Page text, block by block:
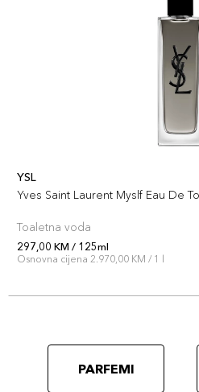
YSL
Yves Saint Laurent Myslf Eau De
Toaletna voda
297,00 KM / 125ml
Osnovna cijena 2.970,00 KM / 1 l
PARFEMI